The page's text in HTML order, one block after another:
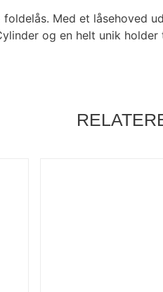
Med et
og en helt unik